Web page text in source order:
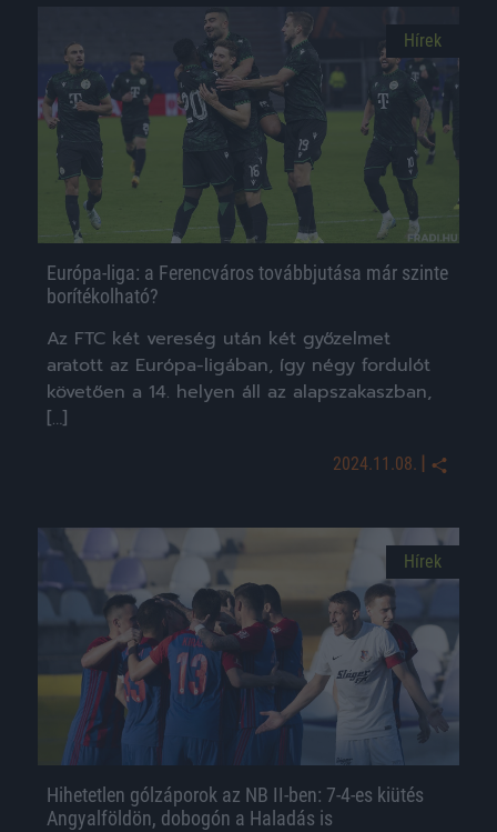
Hírek
Európa-liga: a Ferencváros továbbjutása már szinte
borítékolható?
Az FTC két vereség után két győzelmet
aratott az Európa-ligában, így négy fordulót
követően a 14. helyen áll az alapszakaszban,
[…]
2024.11.08. |
Hírek
Hihetetlen gólzáporok az NB II-ben: 7-4-es kiütés
Angyalföldön, dobogón a Haladás is